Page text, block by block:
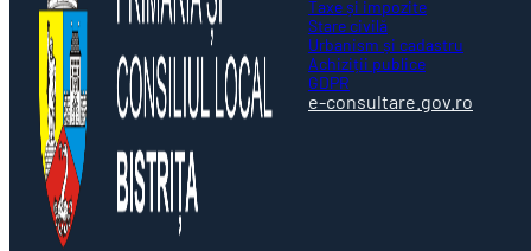
Taxe și impozite
Stare civilă
Urbanism și cadastru
Achiziții publice
GDPR
e-consultare.gov.ro